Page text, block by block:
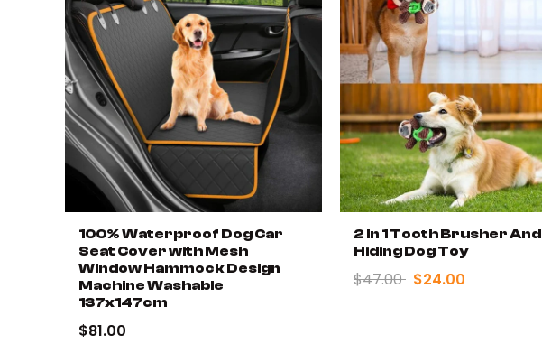
100% Waterproof Dog Car
Seat Cover with Mesh
Window Hammock Design
Machine Washable
137x147cm
$81.00
2 In 1 Tooth Brusher And
Hiding Dog Toy
$47.00 $24.00